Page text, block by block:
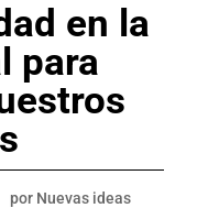
en la
para
por Nuevas ideas